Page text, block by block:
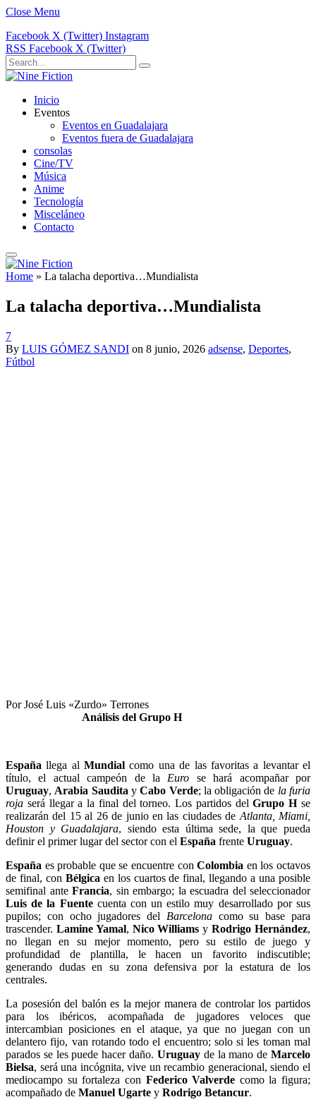
Close Menu
Facebook X (Twitter) Instagram
RSS Facebook X (Twitter)
Inicio
Eventos
Eventos en Guadalajara
Eventos fuera de Guadalajara
consolas
Cine/TV
Música
Anime
Tecnología
Misceláneo
Contacto
Home » La talacha deportiva…Mundialista
La talacha deportiva…Mundialista
7
By LUIS GÓMEZ SANDI on 8 junio, 2026 adsense, Deportes,
Fútbol
Por José Luis «Zurdo» Terrones
Análisis del Grupo H
España llega alMundial como una de las favoritas a levantar el
título, el actual campeón de la Euro se hará acompañar por
Uruguay, Arabia Saudita yCabo Verde; la obligación de la furia
roja será llegar a la final del torneo. Los partidos delGrupo Hse
realizarán del 15 al 26 de junio en las ciudades de Atlanta, Miami,
Houston y Guadalajara, siendo esta última sede, la que pueda
definir el primer lugar del sector con el España frente Uruguay.
España es probable que se encuentre conColombia en los octavos
de final, con Bélgica en los cuartos de final, llegando a una posible
semifinal ante Francia, sin embargo; la escuadra del seleccionador
Luis de la Fuentecuenta con un estilo muy desarrollado por sus
pupilos; con ocho jugadores del Barcelonacomo su base para
trascender. Lamine Yamal, Nico Williams yRodrigo Hernández,
no llegan en su mejor momento, pero su estilo de juego y
profundidad de plantilla, le hacen un favorito indiscutible;
generando dudas en su zona defensiva por la estatura de los
centrales.
La posesión del balón es la mejor manera de controlar los partidos
para los ibéricos, acompañada de jugadores veloces que
intercambian posiciones en el ataque, ya que no juegan con un
delantero fijo, van rotando todo el encuentro; solo si les toman mal
parados se les puede hacer daño. Uruguayde la mano deMarcelo
Bielsa, será una incógnita, vive un recambio generacional, siendo el
mediocampo su fortaleza con Federico Valverde como la figura;
acompañado de Manuel Ugarte y Rodrigo Betancur.